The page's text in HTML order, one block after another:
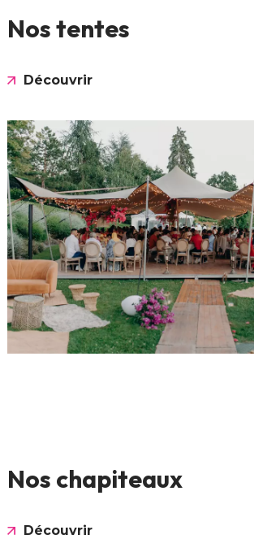
Nos tentes
Découvrir
Nos chapiteaux
Découvrir